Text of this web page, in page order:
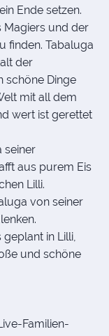
Ende setzen.
Magiers und der
finden. Tabaluga
der
schöne Dinge
mit all dem
wert ist gerettet
seiner
aus purem Eis
Lilli.
von seiner
in Lilli,
und schöne
Familien-